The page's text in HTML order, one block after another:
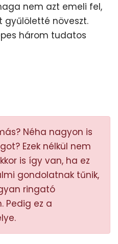
nem azt emeli fel,
gyűlöletté növeszt.
három tudatos
Néha nagyon is
Ezek nélkül nem
is így van, ha ez
gondolatnak tűnik,
ringató
Pedig ez a